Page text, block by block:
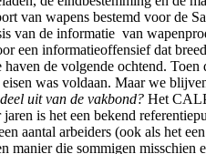
van wapens bestemd voor de
van de informatie van
een informatieoffensief dat
de volgende ochtend.
was voldaan. Maar we
uit van de vakbond? Het
is het een bekend
aantal arbeiders (ook als het
manier die sommigen